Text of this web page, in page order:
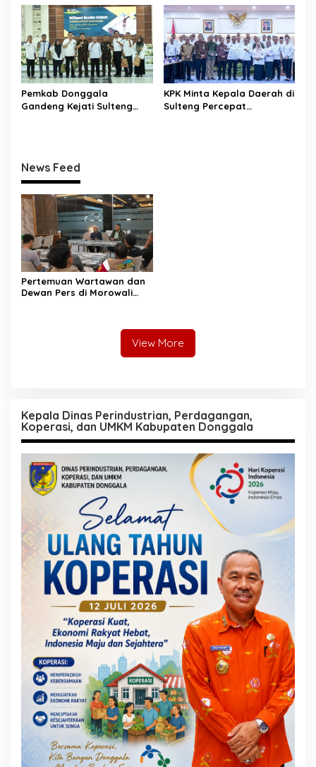
Pramuka Jadi Duta
Karakter dan Kebanggaan
Daerah
“Tak Boleh Ada Wilayah
yang Tertinggal”
Pemkab Donggala
Gandeng Kejati Sulteng
KPK Minta Kepala Daerah di
Sulteng Percepat
News Feed
Pertemuan Wartawan dan
Dewan Pers di Morowali
View More
Kepala Dinas Perindustrian, Perdagangan,
Koperasi, dan UMKM Kabupaten Donggala